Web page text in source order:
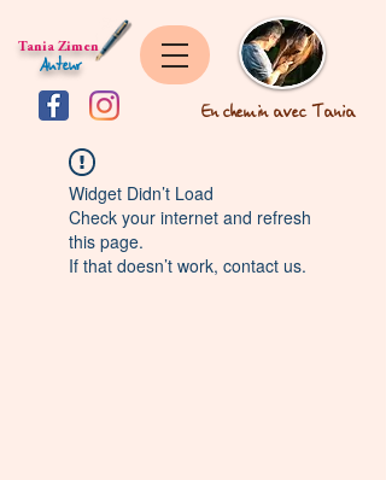
Auteur
Tania Zimen
En chemin avec Tania
Widget Didn’t Load
Check your internet and refresh
this page.
If that doesn’t work, contact us.